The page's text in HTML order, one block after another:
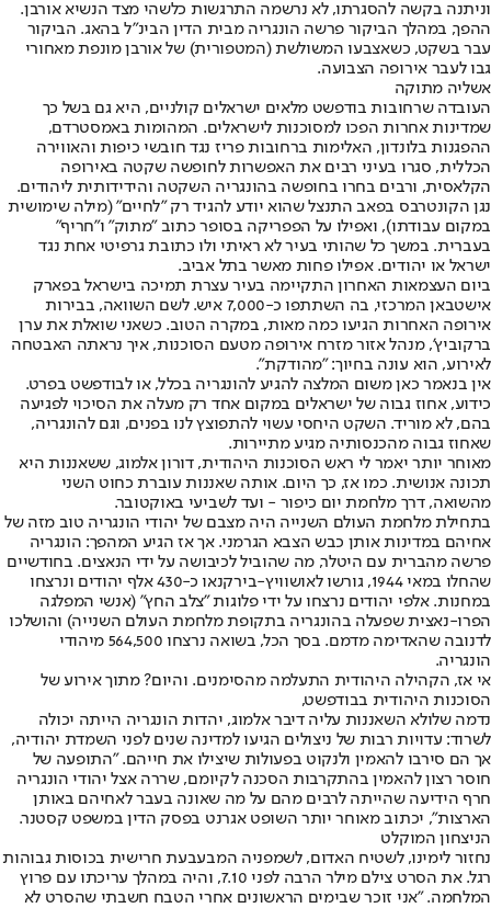
וניתנה בקשה להסגרתו, לא נרשמה התרגשות כלשהי מצד הנשיא אורבן.
ההפך, במהלך הביקור פרשה הונגריה מבית הדין הבינ"ל בהאג. הביקור
עבר בשקט, כשאצבעו המשולשת (המטפורית) של אורבן מונפת מאחורי
גבו לעבר אירופה הצבועה.
אשליה מתוקה
העובדה שרחובות בודפשט מלאים ישראלים קולניים, היא גם בשל כך
שמדינות אחרות הפכו למסוכנות לישראלים. המהומות באמסטרדם,
ההפגנות בלונדון, האלימות ברחובות פריז נגד חובשי כיפות והאווירה
הכללית, סגרו בעיני רבים את האפשרות לחופשה שקטה באירופה
הקלאסית, ורבים בחרו בחופשה בהונגריה השקטה והידידותית ליהודים.
נגן הקונטרבס בפאב התנצל שהוא יודע להגיד רק "לחיים" (מילה שימושית
במקום עבודתו), ואפילו על הפפריקה בסופר כתוב "מתוק" ו"חריף"
בעברית. במשך כל שהותי בעיר לא ראיתי ולו כתובת גרפיטי אחת נגד
ישראל או יהודים. אפילו פחות מאשר בתל אביב.
ביום העצמאות האחרון התקיימה בעיר עצרת תמיכה בישראל בפארק
אישטבאן המרכזי, בה השתתפו כ-7,000 איש. לשם השוואה, בבירות
אירופה האחרות הגיעו כמה מאות, במקרה הטוב. כשאני שואלת את ערן
ברקוביץ', מנהל אזור מזרח אירופה מטעם הסוכנות, איך נראתה האבטחה
לאירוע, הוא עונה בחיוך: "מהודקת".
אין בנאמר כאן משום המלצה להגיע להונגריה בכלל, או לבודפשט בפרט.
כידוע, אחוז גבוה של ישראלים במקום אחד רק מעלה את הסיכוי לפגיעה
בהם, לא מוריד. השקט היחסי עשוי להתפוצץ לנו בפנים, וגם להונגריה,
שאחוז גבוה מהכנסותיה מגיע מתיירות.
מאוחר יותר יאמר לי ראש הסוכנות היהודית, דורון אלמוג, ששאננות היא
תכונה אנושית. כמו אז, כך היום. אותה שאננות עוברת כחוט השני
מהשואה, דרך מלחמת יום כיפור - ועד לשביעי באוקטובר.
בתחילת מלחמת העולם השנייה היה מצבם של יהודי הונגריה טוב מזה של
אחיהם במדינות אותן כבש הצבא הגרמני. אך אז הגיע המהפך: הונגריה
פרשה מהברית עם היטלר, מה שהוביל לכיבושה על ידי הנאצים. בחודשיים
שהחלו במאי 1944, גורשו לאושוויץ-בירקנאו כ-430 אלף יהודים ונרצחו
במחנות. אלפי יהודים נרצחו על ידי פלוגות "צלב החץ" (אנשי המפלגה
הפרו-נאצית שפעלה בהונגריה בתקופת מלחמת העולם השנייה) והושלכו
לדנובה שהאדימה מדמם. בסך הכל, בשואה נרצחו 564,500 מיהודי
הונגריה.
אי אז, הקהילה היהודית התעלמה מהסימנים. והיום? מתוך אירוע של
הסוכנות היהודית בבודפשט,
נדמה שלולא השאננות עליה דיבר אלמוג, יהדות הונגריה הייתה יכולה
לשרוד: עדויות רבות של ניצולים הגיעו למדינה שנים לפני השמדת יהודיה,
אך הם סירבו להאמין ולנקוט בפעולות שיצילו את חייהם. "התופעה של
חוסר רצון להאמין בהתקרבות הסכנה לקיומם, שררה אצל יהודי הונגריה
חרף הידיעה שהייתה לרבים מהם על מה שאונה בעבר לאחיהם באותן
הארצות", יכתוב מאוחר יותר השופט אגרנט בפסק הדין במשפט קסטנר.
הניצחון המוקלט
נחזור לימינו, לשטיח האדום, לשמפניה המבעבעת חרישית בכוסות גבוהות
רגל. את הסרט צילם מילר הרבה לפני 7.10, והיה במהלך עריכתו עם פרוץ
המלחמה. "אני זוכר שבימים הראשונים אחרי הטבח חשבתי שהסרט לא